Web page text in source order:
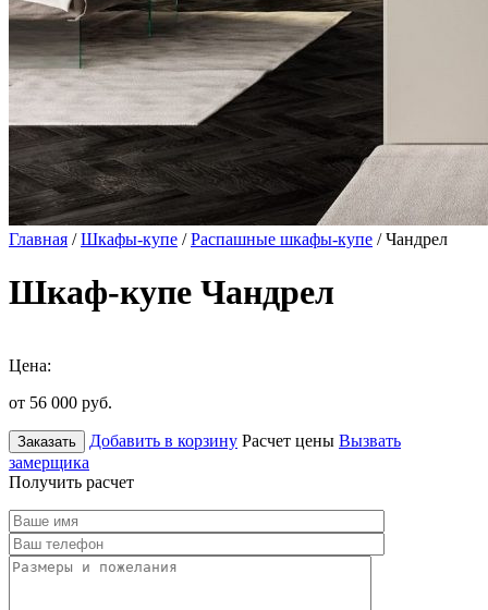
Главная /Шкафы-купе /Распашные шкафы-купе / Чандрел
Шкаф-купе Чандрел
Цена:
от 56 000 руб.
Заказать Добавить в корзину Расчет цены Вызвать
замерщика
Получить расчет